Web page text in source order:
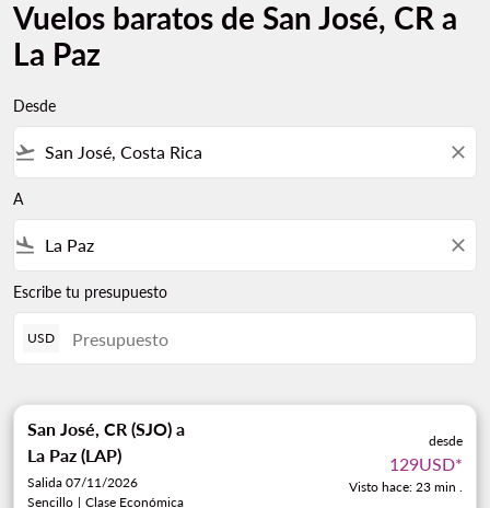
Vuelos baratos de San José, CR a
La Paz
Desde
flight_takeoff close
A
flight_land close
Escribe tu presupuesto
USD
San José, CR (SJO) a
La Paz (LAP)
Salida 07/11/2026
Sencillo | Clase Económica
desde
129USD*
Visto hace: 23 min .